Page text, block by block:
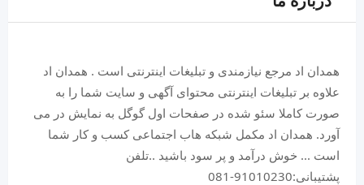
همدان اد مرجع نیازمندی و تبلیغات اینترنتی است . همدان اد
علاوه بر تبلیغات اینترنتی محتوای آگهی و سایت شما را به
صورت کاملا سئو شده در صفحات اول گوگل به نمایش در می
آورد. همدان اد مکمل شبکه هاب اجتماعی کسب و کار شما
است ... خوش درآمد و پر سود باشید ..تلفن
پشتیبانی:91010230-081